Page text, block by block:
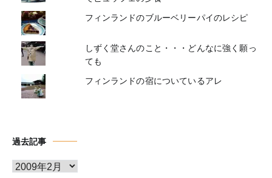
フィンランドのブルーベリーパイのレシピ
しずく堂さんのこと・・・どんなに強く願っ
ても
フィンランドの宿についているアレ
過去記事
ア